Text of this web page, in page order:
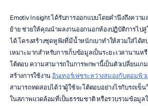
Emotiv Insight ได้รับการออกแบบโดยคำนึงถึงความ
ย้าย ช่วยให้คุณนำผลงานออกนอกห้องปฏิบัติการไปสู่
ได้ โครงสร้างชุดหูฟังที่มีน้ำหนักเบาทำให้สวมใส่ได้ส
เหมาะมากสำหรับการเก็บข้อมูลเป็นระยะเวลานานห
โต้ตอบ ความสามารถในการพกพานี้เป็นตัวเปลี่ยนเ
สร้างการใช้งาน อินเทอร์เฟซระหว่างสมองกับคอมพิว
สามารถทดสอบได้ว่าผู้ใช้จะโต้ตอบอย่างไรกับรถเข็น
ในสภาพแวดล้อมที่เป็นธรรมชาติ หรือรวบรวมข้อมูล